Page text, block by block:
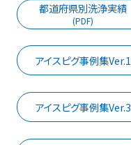
都道府県別洗浄実績
(PDF)
アイスピグ事例集Ver.1
アイスピグ事例集Ver.3